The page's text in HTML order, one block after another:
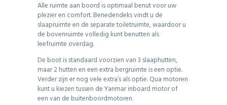
Alle ruimte aan boord is optimaal benut voor uw
plezier en comfort. Benedendeks vindt u de
slaapruimte en de separate toiletruimte, waardoor u
de bovenruimte volledig kunt benutten als
leefruimte overdag.
De boot is standaard voorzien van 3 slaaphutten,
maar 2 hutten en een extra bergruimte is een optie.
Verder zijn er nog vele extra’s als optie. Qua motoren
kunt u kiezen tussen de Yanmar inboard motor of
een van de buitenboordmotoren.